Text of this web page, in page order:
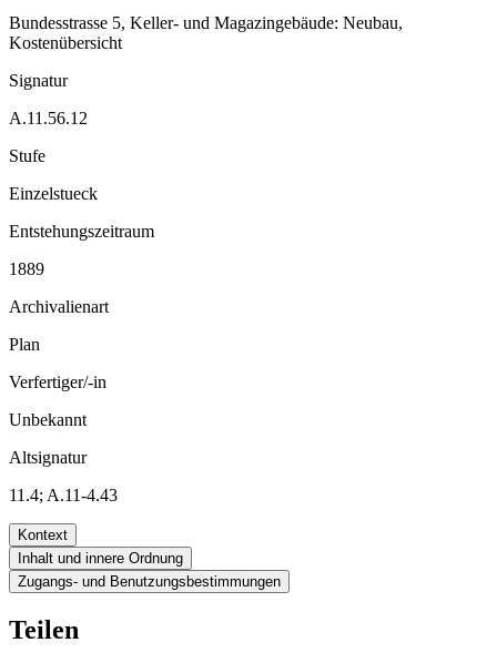
Bundesstrasse 5, Keller- und Magazingebäude: Neubau,
Kostenübersicht
Signatur
A.11.56.12
Stufe
Einzelstueck
Entstehungszeitraum
1889
Archivalienart
Plan
Verfertiger/-in
Unbekannt
Altsignatur
11.4; A.11-4.43
Kontext
Inhalt und innere Ordnung
Zugangs- und Benutzungsbestimmungen
Teilen